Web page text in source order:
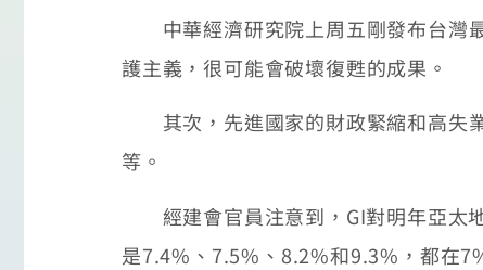
中華經濟研究院上周五剛發布台灣最
護主義，很可能會破壞復甦的成果。
其次，先進國家的財政緊縮和高失業
等。
經建會官員注意到，GI對明年亞太
是7.4%、7.5%、8.2%和9.3%，都在